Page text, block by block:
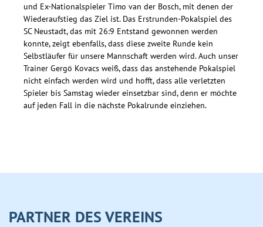
und Ex-Nationalspieler Timo van der Bosch, mit denen der
Wiederaufstieg das Ziel ist. Das Erstrunden-Pokalspiel des
SC Neustadt, das mit 26:9 Entstand gewonnen werden
konnte, zeigt ebenfalls, dass diese zweite Runde kein
Selbstläufer für unsere Mannschaft werden wird. Auch unser
Trainer Gergö Kovacs weiß, dass das anstehende Pokalspiel
nicht einfach werden wird und hofft, dass alle verletzten
Spieler bis Samstag wieder einsetzbar sind, denn er möchte
auf jeden Fall in die nächste Pokalrunde einziehen.
PARTNER DES VEREINS